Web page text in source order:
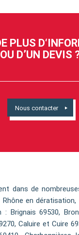
PLUS
OU D’UN DEVIS
Nous contacter
dans de
en
: Brignais 69530,
Caluire et Cuire